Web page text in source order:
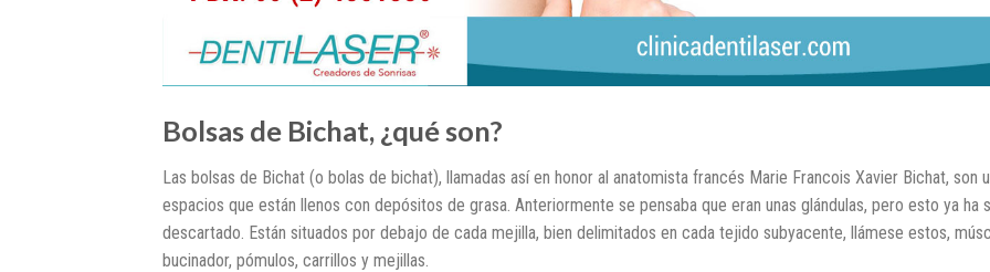
Bolsas de Bichat, ¿qué son?
Las bolsas de Bichat (o bolas de bichat), llamadas así en honor al anatomista francés Marie Francois Xavier Bichat, son
espacios que están llenos con depósitos de grasa. Anteriormente se pensaba que eran unas glándulas, pero esto ya ha
descartado. Están situados por debajo de cada mejilla, bien delimitados en cada tejido subyacente, llámese estos,
bucinador, pómulos, carrillos y mejillas.